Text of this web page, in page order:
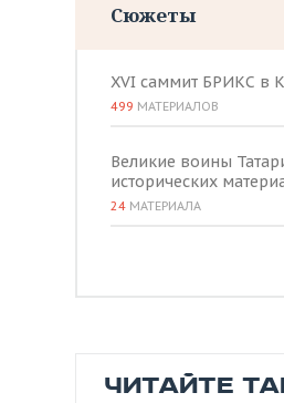
Сюжеты
XVI саммит БРИКС в
499 МАТЕРИАЛОВ
Великие воины
исторических
24 МАТЕРИАЛА
ЧИТАЙТЕ